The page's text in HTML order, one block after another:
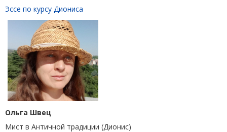
Эссе по курсу Диониса
Ольга Швец
Мист в Античной традиции (Дионис)